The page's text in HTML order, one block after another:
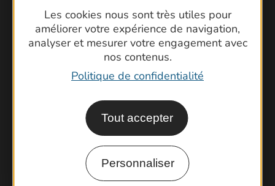
Les cookies nous sont très utiles pour
améliorer votre expérience de navigation,
analyser et mesurer votre engagement avec
nos contenus.
Politique de confidentialité
Tout accepter
Personnaliser
Contactez-nous !
Foire aux questions
Brochures
Cartoguides et Topoguides
Latitude Gard